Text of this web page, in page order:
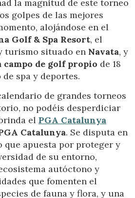
la magnitud de este torneo
golpes de las mejores
alojándose en el
Golf & Spa Resort, el
turismo situado en Navata, y
campo de golf propio de 18
spa y deportes.
de grandes torneos
no podéis desperdiciar
el PGA Catalunya
Catalunya. Se disputa en
que apuesta por proteger y
de su entorno,
autóctono y
que fomenten el
de fauna y flora, y una
para almacenar información
y elecciones personales del usuario
continuada de sus hábitos de
ellas, podemos conocer los hábitos
web y mostrar publicidad
de navegación del usuario.